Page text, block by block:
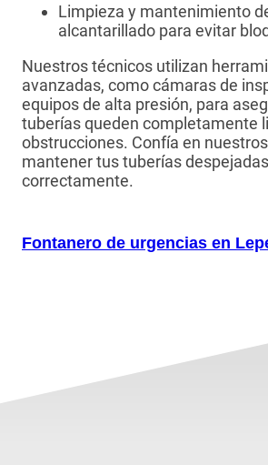
Limpieza y mantenimiento
alcantarillado para evitar
Nuestros técnicos utilizan
avanzadas, como cámaras de
equipos de alta presión, para
tuberías queden completamente
obstrucciones. Confía en
mantener tus tuberías
correctamente.
Fontanero de urgencias en